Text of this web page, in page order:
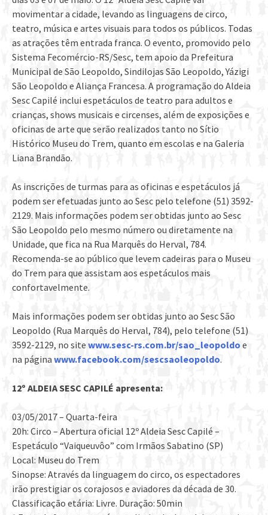
movimentar a cidade, levando as linguagens de circo,
teatro, música e artes visuais para todos os públicos. Todas
as atrações têm entrada franca. O evento, promovido pelo
Sistema Fecomércio-RS/Sesc, tem apoio da Prefeitura
Municipal de São Leopoldo, Sindilojas São Leopoldo, Yázigi
São Leopoldo e Aliança Francesa. A programação do Aldeia
Sesc Capilé inclui espetáculos de teatro para adultos e
crianças, shows musicais e circenses, além de exposições e
oficinas de arte que serão realizados tanto no Sítio
Histórico Museu do Trem, quanto em escolas e na Galeria
Liana Brandão.
As inscrições de turmas para as oficinas e espetáculos já
podem ser efetuadas junto ao Sesc pelo telefone (51) 3592-
2129. Mais informações podem ser obtidas junto ao Sesc
São Leopoldo pelo mesmo número ou diretamente na
Unidade, que fica na Rua Marquês do Herval, 784.
Recomenda-se ao público que levem cadeiras para o Museu
do Trem para que assistam aos espetáculos mais
confortavelmente.
Mais informações podem ser obtidas junto ao Sesc São
Leopoldo (Rua Marquês do Herval, 784), pelo telefone (51)
3592-2129, no sitewww.sesc-rs.com.br/sao_leopoldo e
na páginawww.facebook.com/sescsaoleopoldo.
12º ALDEIA SESC CAPILÉ apresenta:
03/05/2017 – Quarta-feira
20h: Circo – Abertura oficial 12º Aldeia Sesc Capilé –
Espetáculo “Vaiqueuvôo” com Irmãos Sabatino (SP)
Local: Museu do Trem
Sinopse: Através da linguagem do circo, os espectadores
irão prestigiar os corajosos e aviadores da década de 30.
Classificação etária: Livre. Duração: 50min